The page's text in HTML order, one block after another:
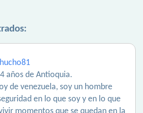
años de Antioquia.
de venezuela, soy un hombre
en lo que soy y en lo que